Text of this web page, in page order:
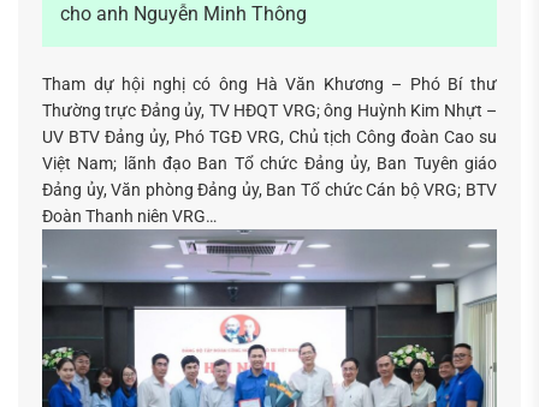
cho anh Nguyễn Minh Thông
Tham dự hội nghị có ông Hà Văn Khương – Phó Bí thư
Thường trực Đảng ủy, TV HĐQT VRG; ông Huỳnh Kim Nhựt –
UV BTV Đảng ủy, Phó TGĐ VRG, Chủ tịch Công đoàn Cao su
Việt Nam; lãnh đạo Ban Tổ chức Đảng ủy, Ban Tuyên giáo
Đảng ủy, Văn phòng Đảng ủy, Ban Tổ chức Cán bộ VRG; BTV
Đoàn Thanh niên VRG…